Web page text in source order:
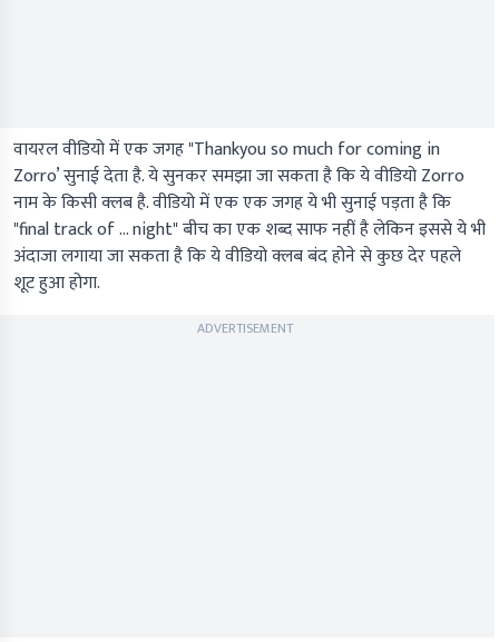
वायरल वीडियो में एक जगह "Thankyou so much for coming in
Zorro’ सुनाई देता है. ये सुनकर समझा जा सकता है कि ये वीडियो Zorro
नाम के किसी क्लब है. वीडियो में एक एक जगह ये भी सुनाई पड़ता है कि
"final track of ... night" बीच का एक शब्द साफ नहीं है लेकिन इससे ये भी
अंदाजा लगाया जा सकता है कि ये वीडियो क्लब बंद होने से कुछ देर पहले
शूट हुआ होगा.
ADVERTISEMENT